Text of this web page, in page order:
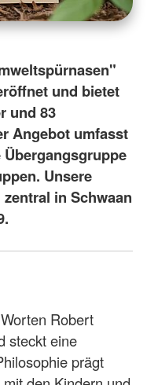
und bietet
und 83
Angebot umfasst
Unsere
in Schwaan
Robert
steckt eine
prägt